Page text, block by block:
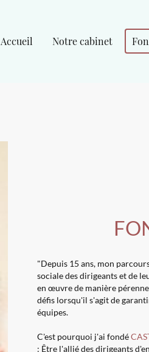
Accueil Notre cabinet
"Depuis 15 ans, mon
sociale des dirigeants et de
en œuvre de manière
défis lorsqu'il s'agit de
équipes.
C'est pourquoi j'ai fondé
: Être l'allié des dirigeants